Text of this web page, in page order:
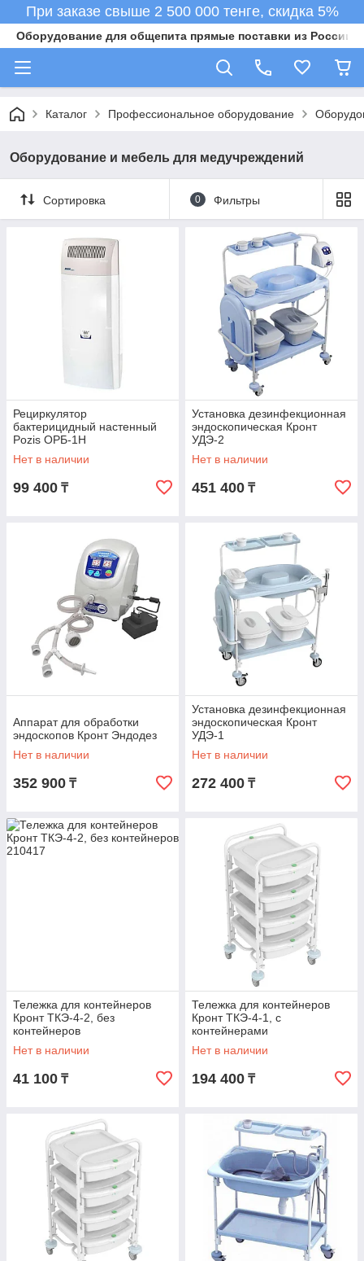
При заказе свыше 2 500 000 тенге, скидка 5%
Оборудование для общепита прямые поставки из России в
Каталог Профессиональное оборудование
Оборудование и мебель для медучреждений
Сортировка 0 Фильтры
Рециркулятор
бактерицидный настенный
Pozis ОРБ-1Н
Нет в наличии
99 400 ₸
Установка дезинфекционная
эндоскопическая Кронт
УДЭ-2
Нет в наличии
451 400 ₸
Аппарат для обработки
эндоскопов Кронт Эндодез
Нет в наличии
352 900 ₸
Установка дезинфекционная
эндоскопическая Кронт
УДЭ-1
Нет в наличии
272 400 ₸
Тележка для контейнеров
Кронт ТКЭ-4-2, без
контейнеров
Нет в наличии
41 100 ₸
Тележка для контейнеров
Кронт ТКЭ-4-1, с
контейнерами
Нет в наличии
194 400 ₸